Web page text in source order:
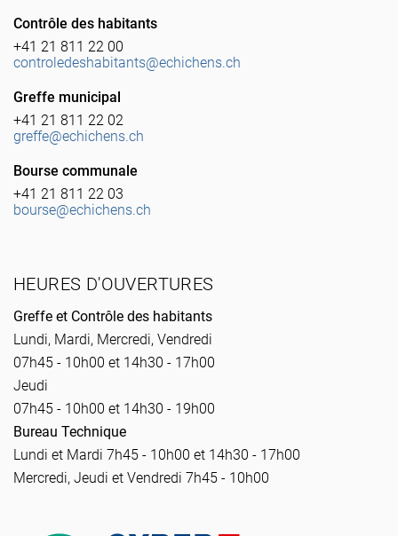
Contrôle des habitants
+41 21 811 22 00
controledeshabitants@echichens.ch
Greffe municipal
+41 21 811 22 02
greffe@echichens.ch
Bourse communale
+41 21 811 22 03
bourse@echichens.ch
HEURES D'OUVERTURES
Greffe et Contrôle des habitants
Lundi, Mardi, Mercredi, Vendredi
07h45 - 10h00 et 14h30 - 17h00
Jeudi
07h45 - 10h00 et 14h30 - 19h00
Bureau Technique
Lundi et Mardi 7h45 - 10h00 et 14h30 - 17h00
Mercredi, Jeudi et Vendredi 7h45 - 10h00